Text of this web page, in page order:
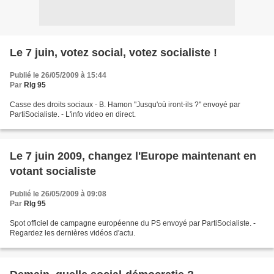
Le 7 juin, votez social, votez socialiste !
Publié le 26/05/2009 à 15:44
Par Rlg 95
Casse des droits sociaux - B. Hamon "Jusqu'où iront-ils ?" envoyé par
PartiSocialiste. - L'info video en direct.
Le 7 juin 2009, changez l'Europe maintenant en
votant socialiste
Publié le 26/05/2009 à 09:08
Par Rlg 95
Spot officiel de campagne européenne du PS envoyé par PartiSocialiste. -
Regardez les dernières vidéos d'actu.